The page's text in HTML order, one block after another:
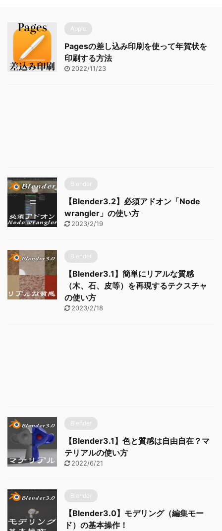
Apple
Pagesの差し込み印刷を使って年賀状を
印刷する方法
2022/11/23
Blender
【Blender3.2】必須アドオン「Node
wrangler」の使い方
2023/2/19
Blender
【Blender3.1】簡単にリアルな質感
（木、石、皮等）を再現するテクスチャ
の使い方
2023/2/18
Blender
【Blender3.1】色と質感は自由自在？マ
テリアルの使い方
2022/6/21
Blender
【Blender3.0】モデリング（編集モー
ド）の基本操作！